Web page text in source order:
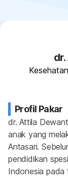
Profil Pakar
dr. Attila
anak yang
Antasari.
pendidikan
Indonesia pada